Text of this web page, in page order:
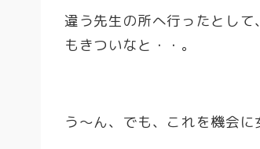
違う先生の所へ行ったとし
もきついなと・・。
う～ん、でも、これを機会に